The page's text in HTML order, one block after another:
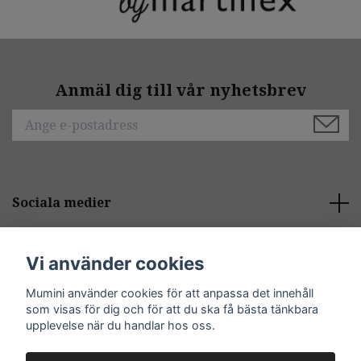
Anmäl dig till vår nyhetsbrev
Sociala medier
Kontakt
Vi använder cookies
Mumini använder cookies för att anpassa det innehåll
som visas för dig och för att du ska få bästa tänkbara
upplevelse när du handlar hos oss.